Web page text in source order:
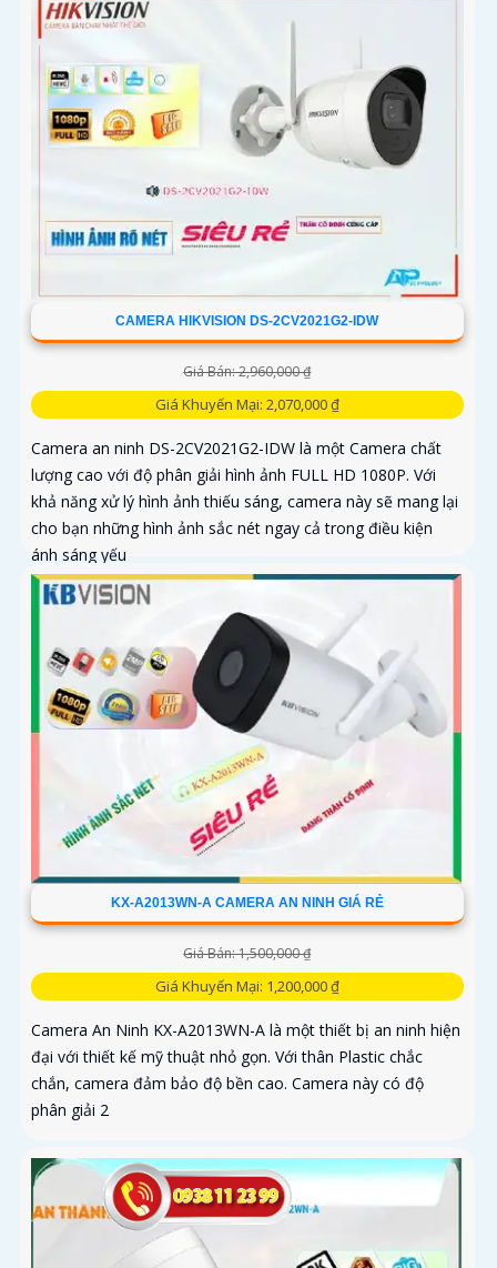
CAMERA HIKVISION DS-2CV2021G2-IDW
Giá Bán: 2,960,000 ₫
Giá Khuyến Mại: 2,070,000 ₫
Camera an ninh DS-2CV2021G2-IDW là một Camera chất
lượng cao với độ phân giải hình ảnh FULL HD 1080P. Với
khả năng xử lý hình ảnh thiếu sáng, camera này sẽ mang lại
cho bạn những hình ảnh sắc nét ngay cả trong điều kiện
ánh sáng yếu
KX-A2013WN-A CAMERA AN NINH GIÁ RẺ
Giá Bán: 1,500,000 ₫
Giá Khuyến Mại: 1,200,000 ₫
Camera An Ninh KX-A2013WN-A là một thiết bị an ninh hiện
đại với thiết kế mỹ thuật nhỏ gọn. Với thân Plastic chắc
chắn, camera đảm bảo độ bền cao. Camera này có độ
phân giải 2